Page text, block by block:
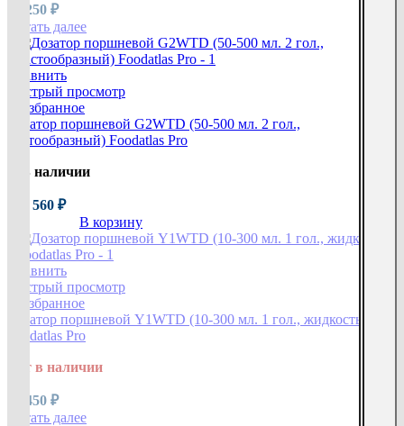
95 250 ₽
Читать далее
Сравнить
Быстрый просмотр
В избранное
Дозатор поршневой G2WTD (50-500 мл. 2 гол.,
пастообразный) Foodatlas Pro
В наличии
132 560 ₽
В корзину
Сравнить
Быстрый просмотр
В избранное
Дозатор поршневой Y1WTD (10-300 мл. 1 гол., жидкость)
Foodatlas Pro
Нет в наличии
58 450 ₽
Читать далее